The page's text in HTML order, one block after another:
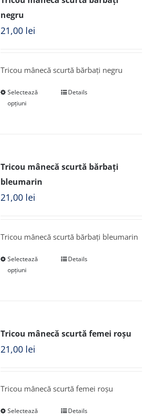
negru
21,00 lei
Tricou mânecă scurtă bărbați negru
Selectează
opțiuni
Details
Tricou mânecă scurtă bărbați
bleumarin
21,00 lei
Tricou mânecă scurtă bărbați bleumarin
Selectează
opțiuni
Details
Tricou mânecă scurtă femei roșu
21,00 lei
Tricou mânecă scurtă femei roșu
Selectează
Details